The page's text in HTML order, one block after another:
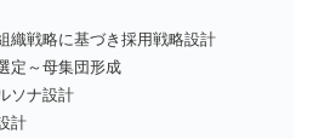
織戦略に基づき採用戦略設計
定～母集団形成
ソナ設計
計